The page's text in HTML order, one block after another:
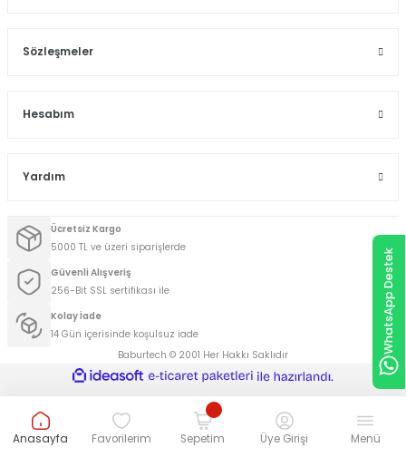
Sözleşmeler
Hesabım
Yardım
Ücretsiz Kargo
5000 TL ve üzeri siparişlerde
Güvenli Alışveriş
256-Bit SSL sertifikası ile
Kolay İade
14 Gün içerisinde koşulsuz iade
Baburtech © 2001 Her Hakkı Saklıdır
WhatsApp Destek
Anasayfa Favorilerim Sepetim Üye Girişi Menü
ideasoft
e-
hazırlandı.